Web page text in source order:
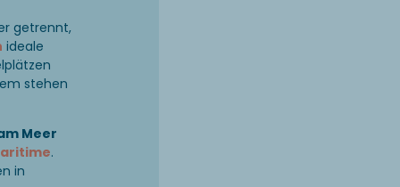
getrennt,
ideale
stehen
Meer
.
in